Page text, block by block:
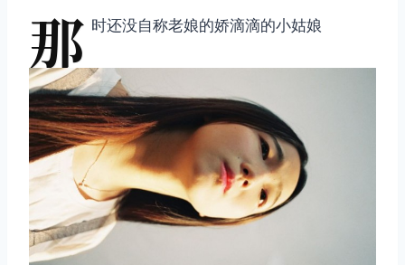
那 时还没自称老娘的娇滴滴的小姑娘